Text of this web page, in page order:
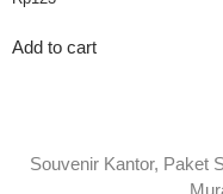
5.00
Add to cart
Souvenir Kantor, Paket